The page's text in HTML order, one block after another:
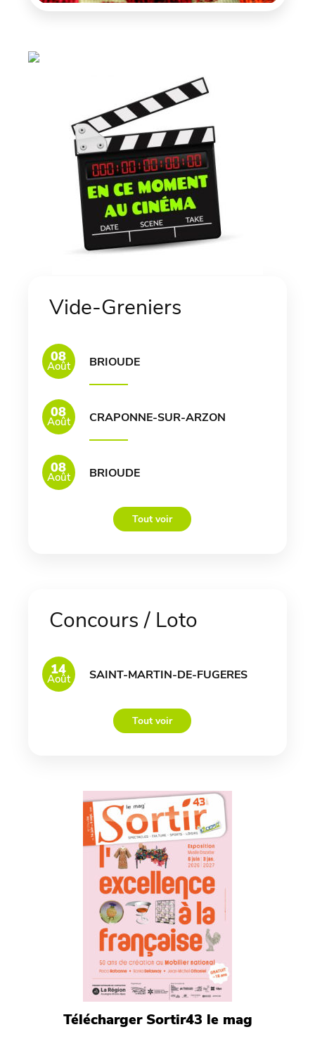
Vide-Greniers
08
Août BRIOUDE
08
Août CRAPONNE-SUR-ARZON
08
Août BRIOUDE
Tout voir
Concours / Loto
14
Août SAINT-MARTIN-DE-FUGERES
Tout voir
Télécharger Sortir43 le mag